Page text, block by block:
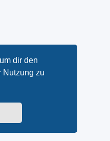
dir den
Nutzung zu